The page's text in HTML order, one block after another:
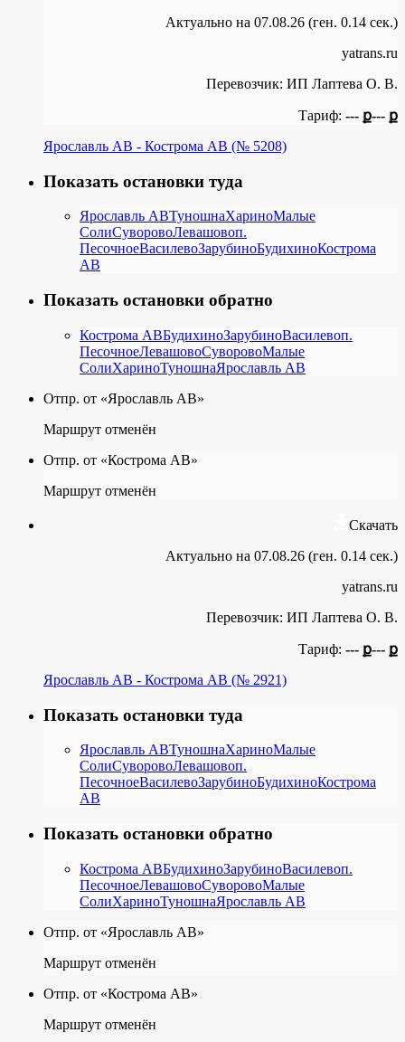
Актуально на 07.08.26 (ген. 0.14 сек.)
yatrans.ru
Перевозчик: ИП Лаптева О. В.
Тариф: --- ք--- ք
Ярославль АВ - Кострома АВ (№ 5208)
Показать остановки туда
Ярославль АВТуношнаХариноМалые
СолиСуворовоЛевашовоп.
ПесочноеВасилевоЗарубиноБудихиноКострома
АВ
Показать остановки обратно
Кострома АВБудихиноЗарубиноВасилевоп.
ПесочноеЛевашовоСуворовоМалые
СолиХариноТуношнаЯрославль АВ
Отпр. от «Ярославль АВ»
Маршрут отменён
Отпр. от «Кострома АВ»
Маршрут отменён
Скачать
Актуально на 07.08.26 (ген. 0.14 сек.)
yatrans.ru
Перевозчик: ИП Лаптева О. В.
Тариф: --- ք--- ք
Ярославль АВ - Кострома АВ (№ 2921)
Показать остановки туда
Ярославль АВТуношнаХариноМалые
СолиСуворовоЛевашовоп.
ПесочноеВасилевоЗарубиноБудихиноКострома
АВ
Показать остановки обратно
Кострома АВБудихиноЗарубиноВасилевоп.
ПесочноеЛевашовоСуворовоМалые
СолиХариноТуношнаЯрославль АВ
Отпр. от «Ярославль АВ»
Маршрут отменён
Отпр. от «Кострома АВ»
Маршрут отменён